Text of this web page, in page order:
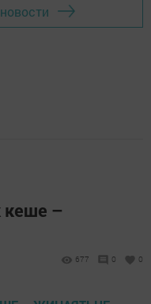
кеше –
677 0 0